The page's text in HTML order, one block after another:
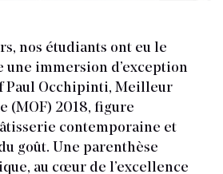
nos étudiants ont eu le
une immersion d’exception
Paul Occhipinti, Meilleur
(MOF) 2018, figure
contemporaine et
goût. Une parenthèse
au cœur de l’excellence